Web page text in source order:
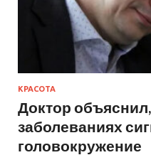
КРАСОТА
Доктор
заболеваниях
головокружение